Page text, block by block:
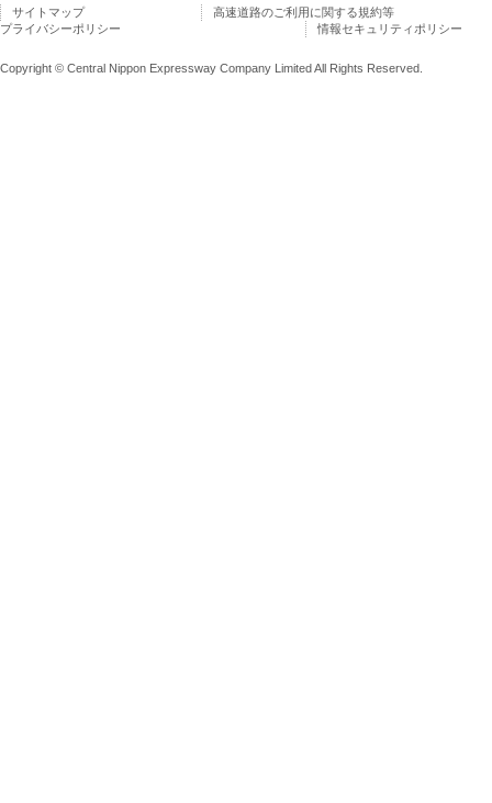
サイトマップ
高速道路のご利用に関する規約等
プライバシーポリシー
情報セキュリティポリシー
Copyright © Central Nippon Expressway Company Limited All Rights Reserved.